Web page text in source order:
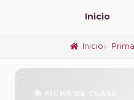
Inicio
Inicio
📚 FICHA DE CLASE